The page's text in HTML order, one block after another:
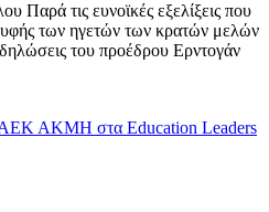
τις ευνοϊκές εξελίξεις που
των ηγετών των κρατών μελών
του προέδρου Ερντογάν
ΣΑΕΚ ΑΚΜΗ στα Education Leaders